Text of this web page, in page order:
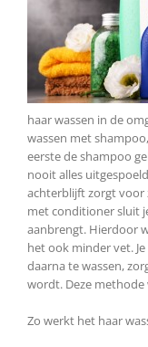
haar wassen in de
wassen met
eerste de shampoo
nooit alles
achterblijft zorgt voor
met conditioner sluit
aanbrengt. Hierdoor
het ook minder vet.
daarna te wassen,
wordt. Deze
Zo werkt het haar